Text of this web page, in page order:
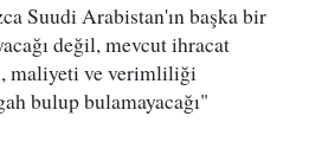
Suudi Arabistan'ın başka bir
değil, mevcut ihracat
maliyeti ve verimliliği
bulup bulamayacağı"